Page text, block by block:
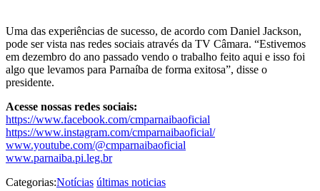
Uma das experiências de sucesso, de acordo com Daniel Jackson,
pode ser vista nas redes sociais através da TV Câmara. “Estivemos
em dezembro do ano passado vendo o trabalho feito aqui e isso foi
algo que levamos para Parnaíba de forma exitosa”, disse o
presidente.
Acesse nossas redes sociais:
https://www.facebook.com/cmparnaibaoficial
https://www.instagram.com/cmparnaibaoficial/
www.youtube.com/@cmparnaibaoficial
www.parnaiba.pi.leg.br
Categorias:Notícias últimas noticias